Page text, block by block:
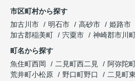
市区町村から探す
加古川市
明石市 高砂市 姫路市
加古郡稲美町
宍粟市
神崎郡市川
町名から探す
魚住町西岡
二見町西二見 阿弥陀
荒井町小松原
野口町野口 二見町